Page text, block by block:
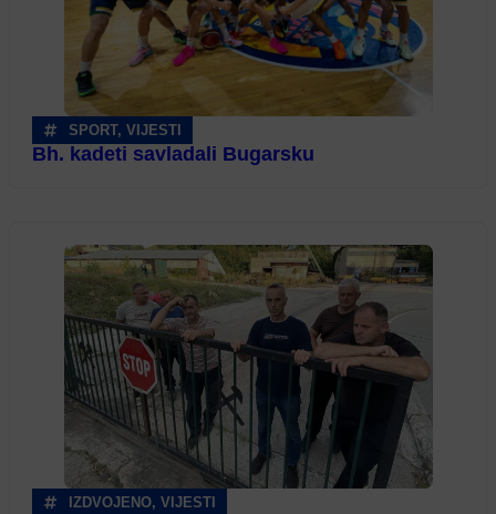
SPORT, VIJESTI
Bh. kadeti savladali Bugarsku
IZDVOJENO, VIJESTI